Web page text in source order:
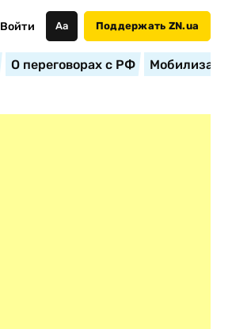
Войти Аа Поддержать ZN.ua
О переговорах с РФ